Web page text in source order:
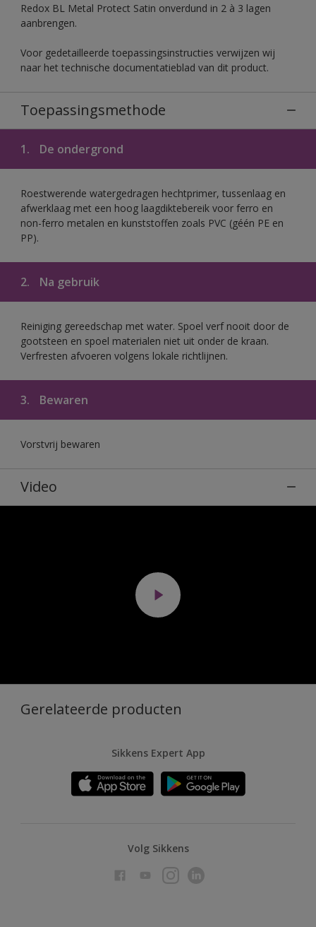
Redox BL Metal Protect Satin onverdund in 2 à 3 lagen
aanbrengen.
Voor gedetailleerde toepassingsinstructies verwijzen wij
naar het technische documentatieblad van dit product.
Toepassingsmethode
1. De ondergrond
Roestwerende watergedragen hechtprimer, tussenlaag en
afwerklaag met een hoog laagdiktebereik voor ferro en
non-ferro metalen en kunststoffen zoals PVC (géén PE en
PP).
2. Na gebruik
Reiniging gereedschap met water. Spoel verf nooit door de
gootsteen en spoel materialen niet uit onder de kraan.
Verfresten afvoeren volgens lokale richtlijnen.
3. Bewaren
Vorstvrij bewaren
Video
Gerelateerde producten
Sikkens Expert App
Volg Sikkens